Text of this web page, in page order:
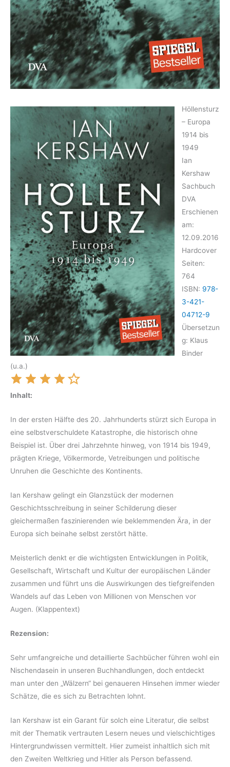
Höllensturz
– Europa
1914 bis
1949
Ian
Kershaw
Sachbuch
DVA
Erschienen
am:
12.09.2016
Hardcover
Seiten:
764
ISBN: 978-
3-421-
04712-9
Übersetzun
g: Klaus
Binder
(u.a.)
Inhalt:
In der ersten Hälfte des 20. Jahrhunderts stürzt sich Europa in
eine selbstverschuldete Katastrophe, die historisch ohne
Beispiel ist. Über drei Jahrzehnte hinweg, von 1914 bis 1949,
prägten Kriege, Völkermorde, Vetreibungen und politische
Unruhen die Geschichte des Kontinents.
Ian Kershaw gelingt ein Glanzstück der modernen
Geschichtsschreibung in seiner Schilderung dieser
gleichermaßen faszinierenden wie beklemmenden Ära, in der
Europa sich beinahe selbst zerstört hätte.
Meisterlich denkt er die wichtigsten Entwicklungen in Politik,
Gesellschaft, Wirtschaft und Kultur der europäischen Länder
zusammen und führt uns die Auswirkungen des tiefgreifenden
Wandels auf das Leben von Millionen von Menschen vor
Augen. (Klappentext)
Rezension:
Sehr umfangreiche und detaillierte Sachbücher führen wohl ein
Nischendasein in unseren Buchhandlungen, doch entdeckt
man unter den „Wälzern“ bei genaueren Hinsehen immer wieder
Schätze, die es sich zu Betrachten lohnt.
Ian Kershaw ist ein Garant für solch eine Literatur, die selbst
mit der Thematik vertrauten Lesern neues und vielschichtiges
Hintergrundwissen vermittelt. Hier zumeist inhaltlich sich mit
den Zweiten Weltkrieg und Hitler als Person befassend.